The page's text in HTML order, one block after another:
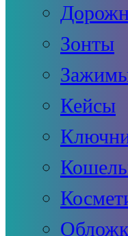
Зонты
Кейсы